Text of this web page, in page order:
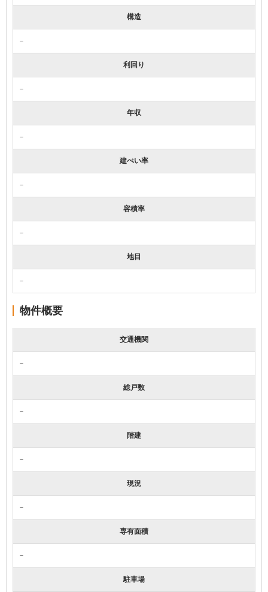
構造
－
利回り
－
年収
－
建ぺい率
－
容積率
－
地目
－
物件概要
交通機関
－
総戸数
－
階建
－
現況
－
専有面積
－
駐車場